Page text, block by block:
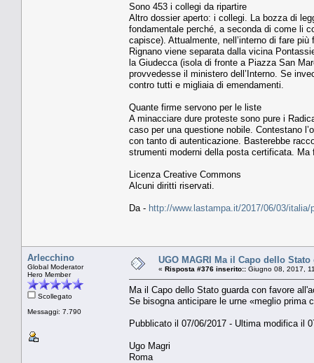
Sono 453 i collegi da ripartire
Altro dossier aperto: i collegi. La bozza di
fondamentale perché, a seconda di come li
capisce). Attualmente, nell’interno di fare
Rignano viene separata dalla vicina
la Giudecca (isola di fronte a Piazza San
provvedesse il ministero dell’Interno. Se
contro tutti e migliaia di emendamenti.
Quante firme servono per le liste
A minacciare dure proteste sono pure i
caso per una questione nobile. Contestano
con tanto di autenticazione. Basterebbe
strumenti moderni della posta certificata.
Licenza Creative Commons
Alcuni diritti riservati.
Da - http://www.lastampa.it/2017/06/03/
Arlecchino
Global Moderator
Hero Member
Scollegato
Messaggi: 7.790
UGO MAGRI Ma il Capo dello
« Risposta #376 inserito:: Giugno 08, 2017,
Ma il Capo dello Stato guarda con favore
Se bisogna anticipare le urne «meglio prima
Pubblicato il 07/06/2017 - Ultima modifica il
Ugo Magri
Roma